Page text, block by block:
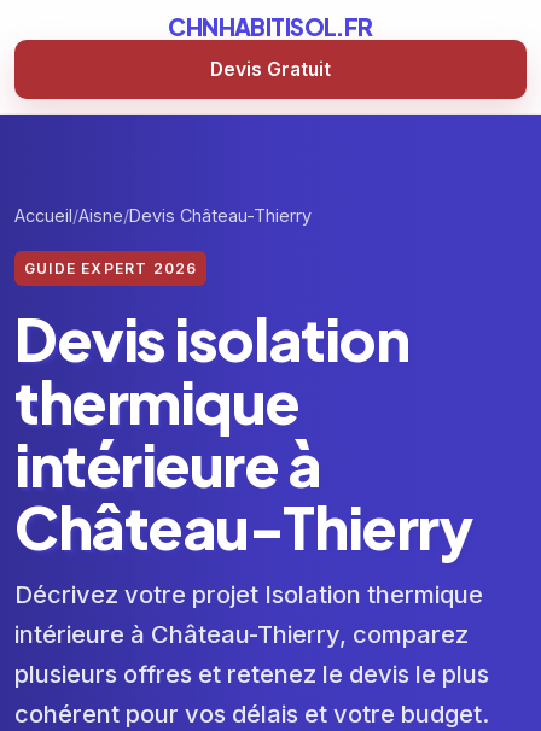
CHNHABITISOL.FR
Devis Gratuit
Accueil Aisne Devis Château-Thierry
GUIDE EXPERT 2026
Devis isolation
thermique
intérieure à
Château-Thierry
Décrivez votre projet Isolation thermique
intérieure à Château-Thierry, comparez
plusieurs offres et retenez le devis le plus
cohérent pour vos délais et votre budget.